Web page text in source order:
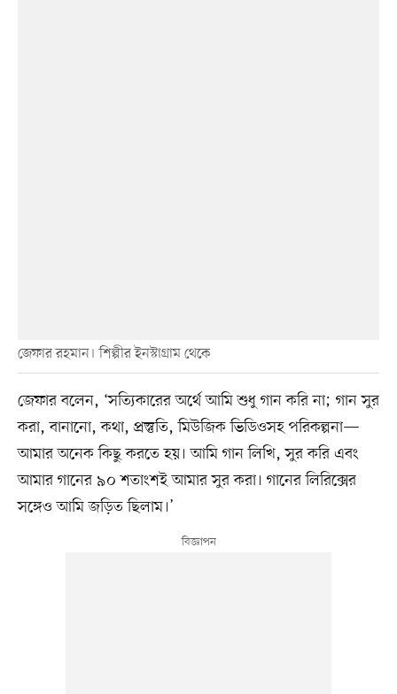
জেফার রহমান। শিল্পীর ইনস্টাগ্রাম থেকে
জেফার বলেন, ‘সত্যিকারের অর্থে আমি শুধু গান করি না; গান সুর
করা, বানানো, কথা, প্রস্তুতি, মিউজিক ভিডিওসহ পরিকল্পনা—
আমার অনেক কিছু করতে হয়। আমি গান লিখি, সুর করি এবং
আমার গানের ৯০ শতাংশই আমার সুর করা। গানের লিরিক্সের
সঙ্গেও আমি জড়িত ছিলাম।’